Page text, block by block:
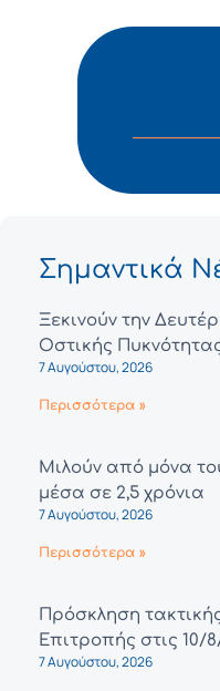
Σημαντικά
Ξεκινούν την
Οστικής
7 Αυγούστου, 2026
Περισσότερα »
Μιλούν από μόνα
μέσα σε 2,5 χρόνια
7 Αυγούστου, 2026
Περισσότερα »
Πρόσκληση
Επιτροπής στις 10/
7 Αυγούστου, 2026